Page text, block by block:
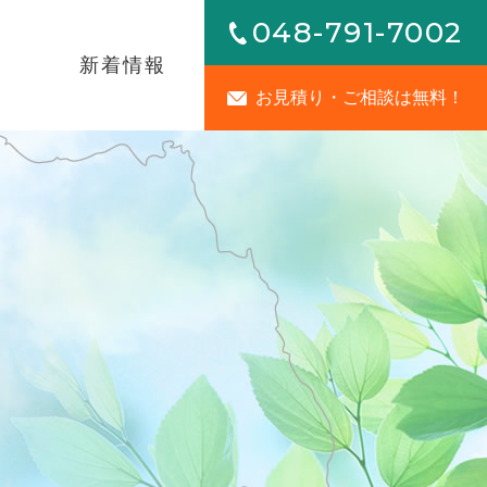
新着情報
048-791-7002
お見積り・ご相談は無料！